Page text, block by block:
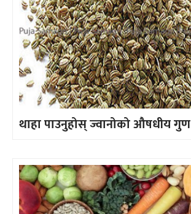
थाहा पाउनुहोस् ज्वानोको औषधीय गुण